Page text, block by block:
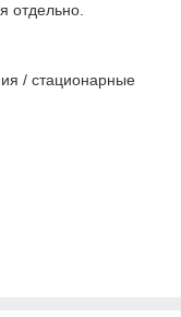
отдельно.
/ стационарные